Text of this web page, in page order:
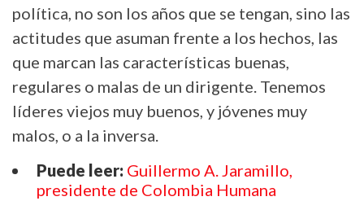
política, no son los años que se tengan, sino las
actitudes que asuman frente a los hechos, las
que marcan las características buenas,
regulares o malas de un dirigente. Tenemos
líderes viejos muy buenos, y jóvenes muy
malos, o a la inversa.
Puede leer: Guillermo A. Jaramillo,
presidente de Colombia Humana